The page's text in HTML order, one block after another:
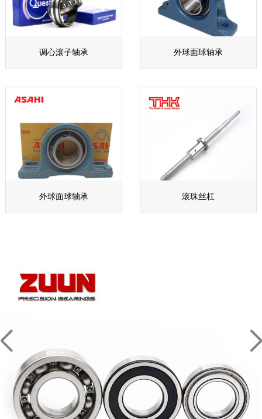
调心滚子轴承 外球面球轴承
外球面球轴承 滚珠丝杠